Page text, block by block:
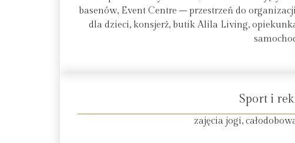
basenów, Event Centre – przestrzeń do
dla dzieci, konsjerż, butik Alila Living,
Sport i
zajęcia jogi,